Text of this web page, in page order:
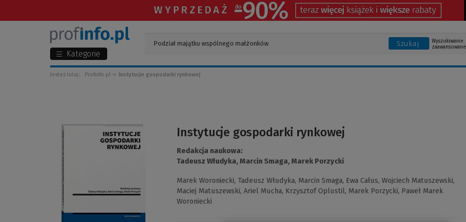
Kategorie
Szukaj
Wyszukiwanie
zaawansowane
Jesteś tutaj: Profinfo.pl Instytucje gospodarki rynkowej
Instytucje gospodarki rynkowej
Redakcja naukowa:
Tadeusz Włudyka,Marcin Smaga,Marek Porzycki
Marek Woroniecki, Tadeusz Włudyka, Marcin Smaga, Ewa Całus, Wojciech Matuszewski,
Maciej Matuszewski, Ariel Mucha, Krzysztof Oplustil, Marek Porzycki, Paweł Marek
Woroniecki